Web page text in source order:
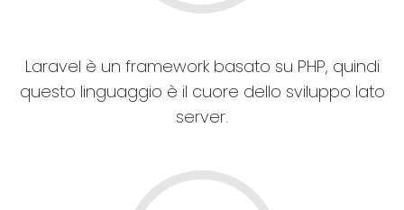
Laravel è un framework basato su PHP, quindi
questo linguaggio è il cuore dello sviluppo lato
server.